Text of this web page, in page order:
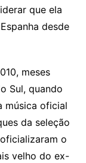
que ela
desde
meses
Sul, quando
música oficial
da seleção
o
velho do ex-